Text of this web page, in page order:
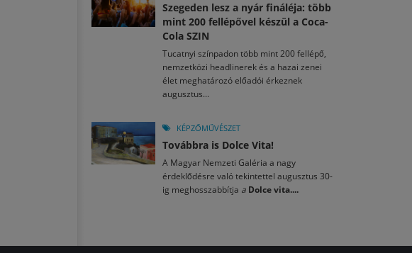
Szegeden lesz a nyár fináléja: több
mint 200 fellépővel készül a Coca-
Cola SZIN
Tucatnyi színpadon több mint 200 fellépő,
nemzetközi headlinerek és a hazai zenei
élet meghatározó előadói érkeznek
augusztus...
KÉPZŐMŰVÉSZET
Továbbra is Dolce Vita!
A Magyar Nemzeti Galéria a nagy
érdeklődésre való tekintettel augusztus 30-
ig meghosszabbítja a Dolce vita....